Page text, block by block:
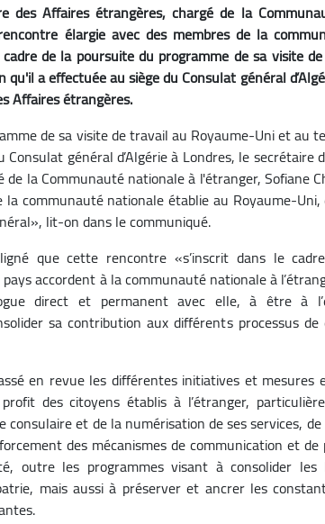
des Affaires étrangères, chargé de la
élargie avec des membres de la
de la poursuite du programme de sa visite
a effectuée au siège du Consulat général
Affaires étrangères.
de sa visite de travail au Royaume-Uni et au
Consulat général d’Algérie à Londres, le secrétaire
la Communauté nationale à l'étranger, Sofiane
communauté nationale établie au Royaume-
lit-on dans le communiqué.
que cette rencontre «s’inscrit dans le
accordent à la communauté nationale à
direct et permanent avec elle, à être à
sa contribution aux différents processus de
en revue les différentes initiatives et mesures
des citoyens établis à l’étranger,
et de la numérisation de ses services,
des mécanismes de communication et
outre les programmes visant à consolider
mais aussi à préserver et ancrer les